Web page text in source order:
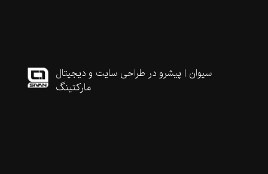
سیوان | پیشرو در طراحی سایت و دیجیتال
مارکتینگ